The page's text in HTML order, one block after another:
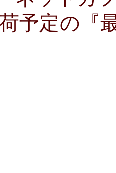
店 浜松志都呂店 掛川
予定の『